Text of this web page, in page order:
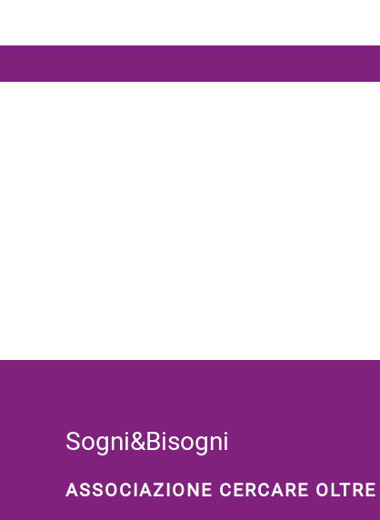
Sogni&Bisogni
ASSOCIAZIONE CERCARE OLTRE